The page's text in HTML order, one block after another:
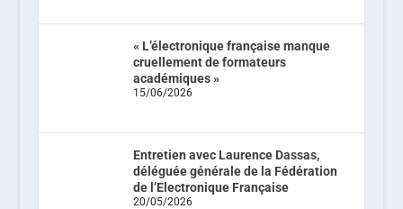
« L’électronique française manque
cruellement de formateurs
académiques »
15/06/2026
Entretien avec Laurence Dassas,
déléguée générale de la Fédération
de l’Electronique Française
20/05/2026